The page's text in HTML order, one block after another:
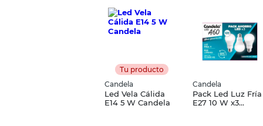
Tu producto
Candela
Led Vela Cálida
E14 5 W Candela
Candela
Pack Led Luz Fría
E27 10 W x3